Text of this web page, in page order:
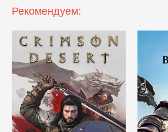
Рекомендуем: